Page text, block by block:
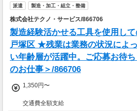
3,600円
派遣 製造・加工・組立・整備
株式会社テクノ・サービス/866706
製造経験活かせる工具を使用し
戸塚区 ★残業は業務の状況によ
い年齢層が活躍中。ご応募お待
のお仕事＞/866706
1,350円〜
交通費全額支給